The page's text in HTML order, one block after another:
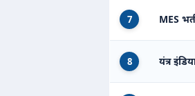
7 MES
8 यंत्र